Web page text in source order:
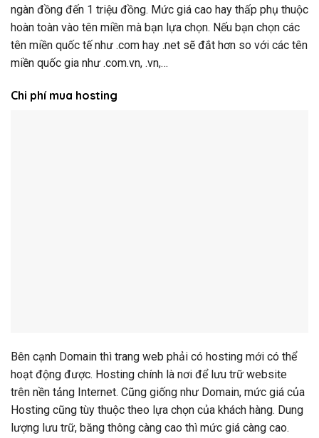
ngàn đồng đến 1 triệu đồng. Mức giá cao hay thấp phụ thuộc
hoàn toàn vào tên miền mà bạn lựa chọn. Nếu bạn chọn các
tên miền quốc tế như .com hay .net sẽ đắt hơn so với các tên
miền quốc gia như .com.vn, .vn,…
Chi phí mua hosting
Bên cạnh Domain thì trang web phải có hosting mới có thể
hoạt động được. Hosting chính là nơi để lưu trữ website
trên nền tảng Internet. Cũng giống như Domain, mức giá của
Hosting cũng tùy thuộc theo lựa chọn của khách hàng. Dung
lượng lưu trữ, băng thông càng cao thì mức giá càng cao.